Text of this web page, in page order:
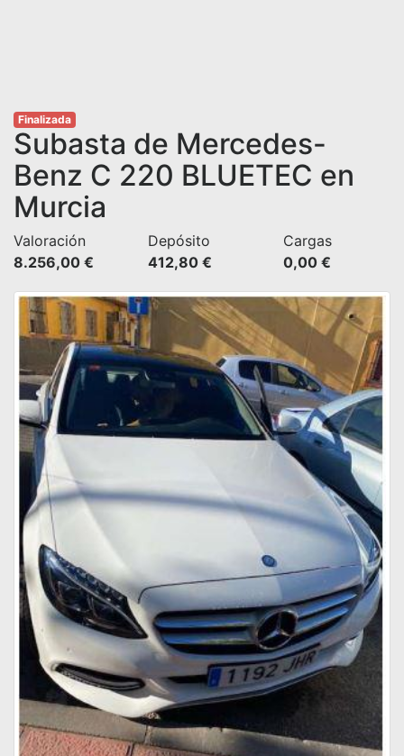
Finalizada
Subasta de Mercedes-
Benz C 220 BLUETEC en
Murcia
Valoración
8.256,00 €
Depósito
412,80 €
Cargas
0,00 €